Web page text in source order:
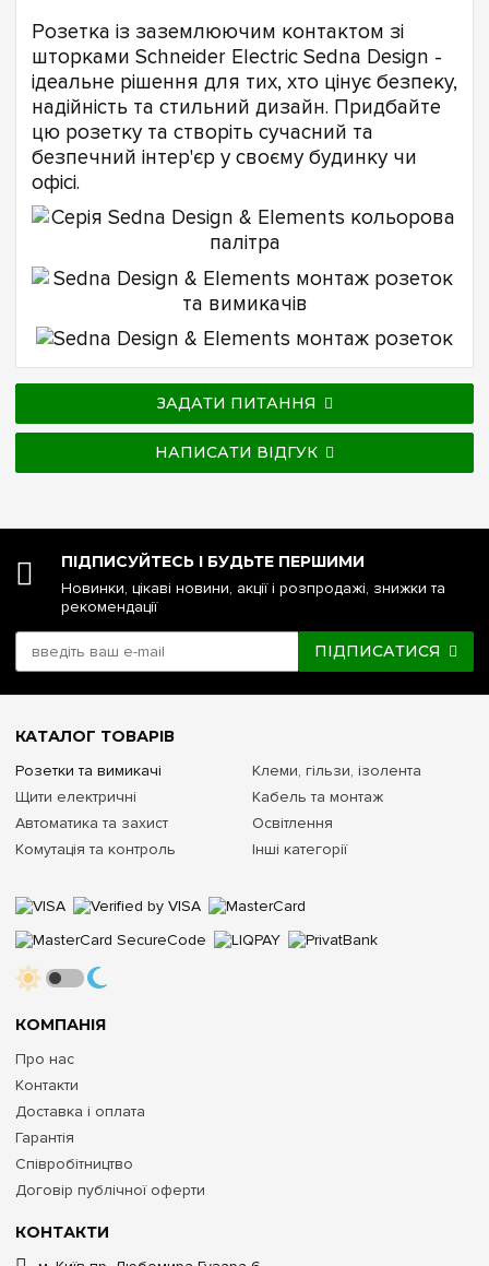
Розетка із заземлюючим контактом зі
шторками Schneider Electric Sedna Design -
ідеальне рішення для тих, хто цінує безпеку,
надійність та стильний дизайн. Придбайте
цю розетку та створіть сучасний та
безпечний інтер'єр у своєму будинку чи
офісі.
ЗАДАТИ ПИТАННЯ
НАПИСАТИ ВІДГУК
ПІДПИСУЙТЕСЬ І БУДЬТЕ ПЕРШИМИ
Новинки, цікаві новини, акції і розпродажі, знижки та
рекомендації
ПІДПИСАТИСЯ
КОНТАКТИ
КОМПАНІЯ
Про нас
Контакти
Доставка і оплата
Гарантія
Співробітництво
Договір публічної оферти
КАТАЛОГ ТОВАРІВ
Розетки та вимикачі
Щити електричні
Автоматика та захист
Комутація та контроль
Клеми, гільзи, ізолента
Кабель та монтаж
Освітлення
Інші категорії